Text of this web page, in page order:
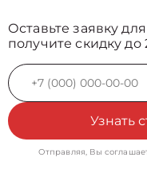
Оставьте заявку
получите скидку до
Узнать
Отправляя, Вы